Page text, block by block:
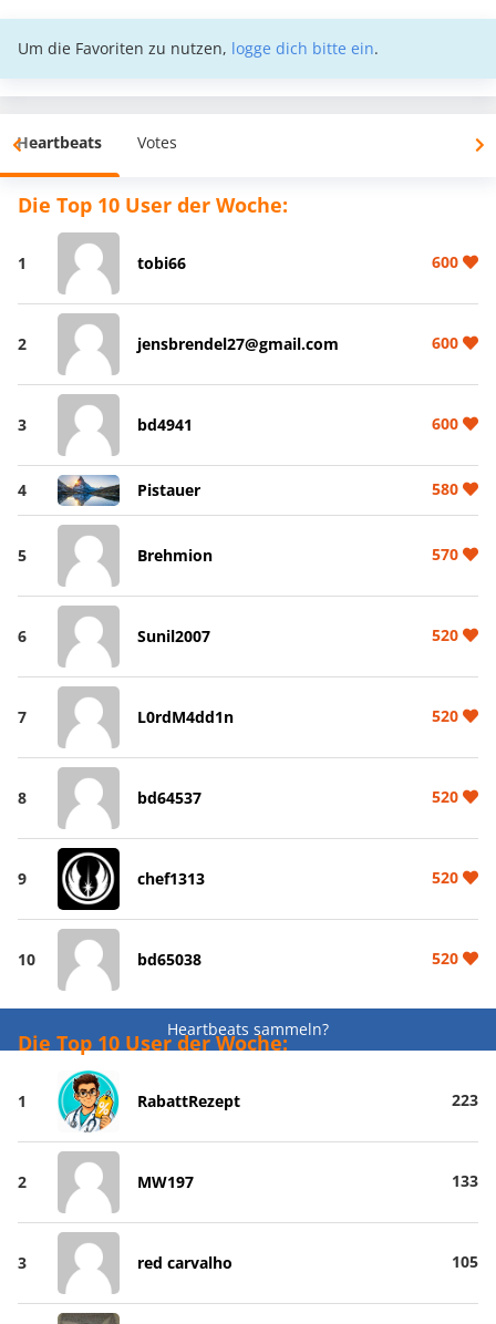
Um die Favoriten zu nutzen, logge dich bitte ein.
Heartbeats Votes
Die Top 10 User der Woche:
1 tobi66 600
2 jensbrendel27@gmail.com 600
3 bd4941 600
4 Pistauer 580
5 Brehmion 570
6 Sunil2007 520
7 L0rdM4dd1n 520
8 bd64537 520
9 chef1313 520
10 bd65038 520
Heartbeats sammeln?
Die Top 10 User der Woche:
1 RabattRezept 223
2 MW197 133
3 red carvalho 105